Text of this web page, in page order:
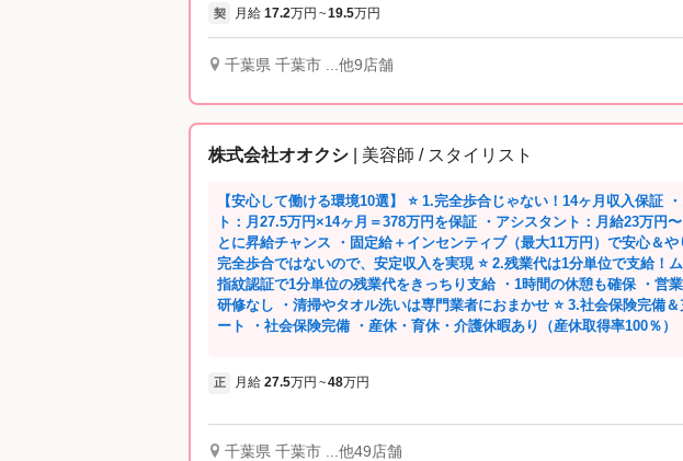
「イクボス部門大賞」をダブル受賞。 上場企業ならではの働きやすさが
ネイチャーは圧倒的に働きやすい。 特に予約枠に沿ってスケジュールが
め、体力的な負担が少なく、無理なく15年間勤務できています。 営業時
信頼関係を築けるのが大きなやりがいです。 また、新規のお客様はカウ
となく、安心して技術に集中できるのもアートネイチャーの強みだと感
契 月給 17.2万円 ~19.5万円
千葉県 千葉市 ...他9店舗
株式会社オオクシ | 美容師 / スタイリスト
【安心して働ける環境10選】 ⭐ 1.完全歩合じゃない！14ヶ月収入保証 ・スタイリス
ト：月27.5万円×14ヶ月＝378万円を保証 ・アシスタント：月給23万円
とに昇給チャンス ・固定給＋インセンティブ（最大11万円）で安心＆
完全歩合ではないので、安定収入を実現 ⭐ 2.残業代は1分単位で支給！ムダなし ・
指紋認証で1分単位の残業代をきっちり支給 ・1時間の休憩も確保 ・営
研修なし ・清掃やタオル洗いは専門業者におまかせ ⭐ 3.社会保険完備＆充実のサポ
ート ・社会保険完備 ・産休・育休・介護休暇あり（産休取得率100％）
も車も、自分に合った通勤スタイルで◎ ⭐ 5.家賃半額の寮あり ・一人ひと部屋の社
研修所近くのお部屋を会社が手配 ⭐ 6.ノルマなしでストレスフリー ・指名や店販ノ
ルマ一切なし ・無理な提案やプレッシャーなし ⭐ 7.美容師免許があればOK！年齢
正 月給 27.5万円 ~48万円
千葉県 千葉市 ...他49店舗